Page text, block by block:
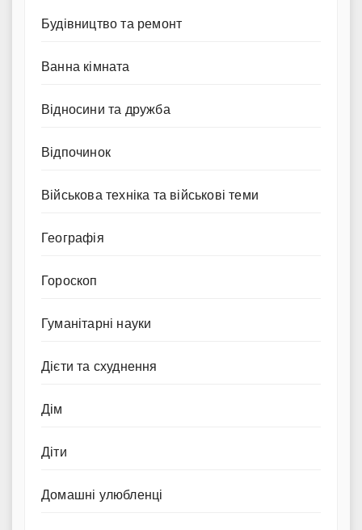
Будівництво та ремонт
Ванна кімната
Відносини та дружба
Відпочинок
Військова техніка та військові теми
Географія
Гороскоп
Гуманітарні науки
Дієти та схуднення
Дім
Діти
Домашні улюбленці